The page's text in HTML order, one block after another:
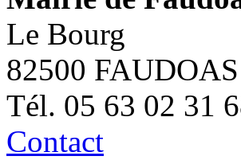
Le Bourg
82500 FAUDOAS
Tél. 05 63 02 31
Contact